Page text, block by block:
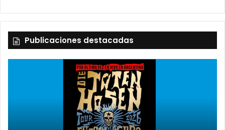
Publicaciones destacadas